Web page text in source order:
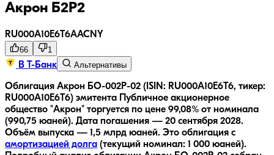
Акрон Б2P2
RU000A10E6T6AACNY
66 1
В Т-Банк Альтернативы
Облигация Акрон БО-002P-02 (ISIN: RU000A10E6T6, тикер:
RU000A10E6T6) эмитента Публичное акционерное
общество "Акрон" торгуется по цене 99,08% от номинала
(990,75 юаней). Дата погашения — 20 сентября 2028.
Объём выпуска — 1,5 млрд юаней. Это облигация с
амортизацией долга (текущий номинал: 1 000 юаней).